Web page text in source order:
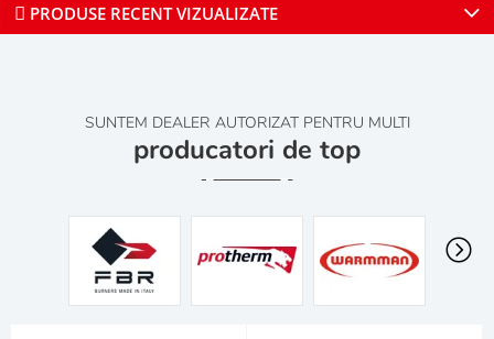
PRODUSE RECENT VIZUALIZATE
SUNTEM DEALER AUTORIZAT PENTRU MULTI
producatori de top